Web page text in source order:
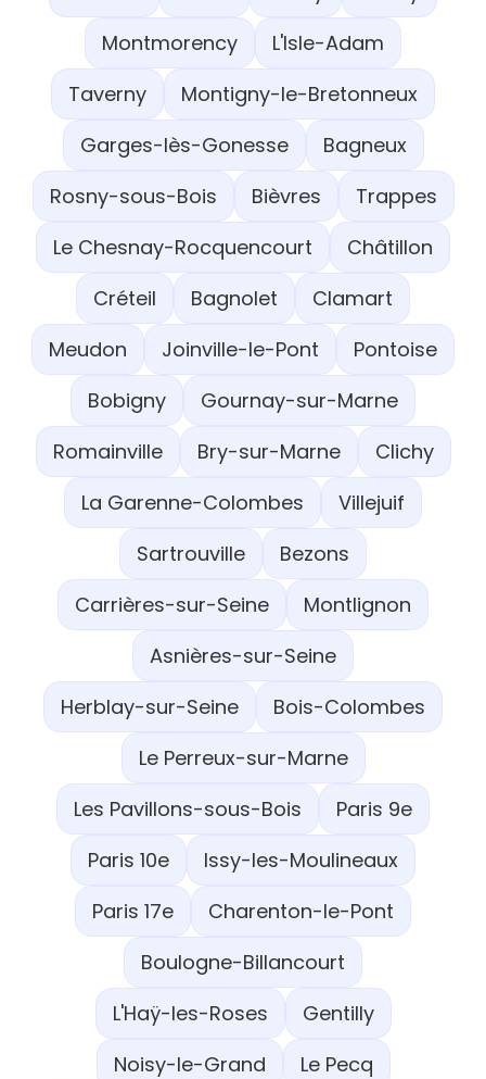
Montmorency
L'Isle-Adam
Taverny
Montigny-le-Bretonneux
Garges-lès-Gonesse
Bagneux
Rosny-sous-Bois
Bièvres
Trappes
Le Chesnay-Rocquencourt
Châtillon
Créteil
Bagnolet
Clamart
Meudon
Joinville-le-Pont
Pontoise
Bobigny
Gournay-sur-Marne
Romainville
Bry-sur-Marne
Clichy
La Garenne-Colombes
Villejuif
Sartrouville
Bezons
Carrières-sur-Seine
Montlignon
Asnières-sur-Seine
Herblay-sur-Seine
Bois-Colombes
Le Perreux-sur-Marne
Les Pavillons-sous-Bois
Paris 9e
Paris 10e
Issy-les-Moulineaux
Paris 17e
Charenton-le-Pont
Boulogne-Billancourt
L'Haÿ-les-Roses
Gentilly
Noisy-le-Grand
Le Pecq